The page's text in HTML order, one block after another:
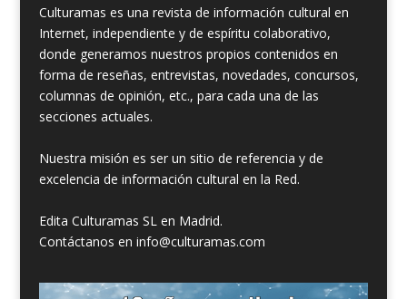
Culturamas es una revista de información cultural en
Internet, independiente y de espíritu colaborativo,
donde generamos nuestros propios contenidos en
forma de reseñas, entrevistas, novedades, concursos,
columnas de opinión, etc., para cada una de las
secciones actuales.
Nuestra misión es ser un sitio de referencia y de
excelencia de información cultural en la Red.
Edita Culturamas SL en Madrid.
Contáctanos en info@culturamas.com